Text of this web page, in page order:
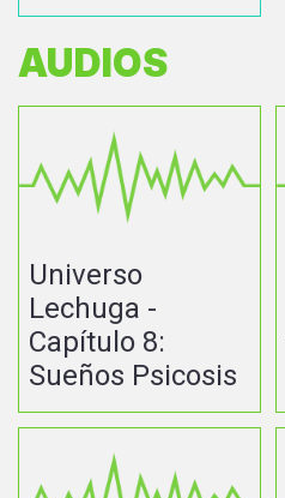
AUDIOS
Universo
Lechuga -
Capítulo 8:
Sueños Psicosis